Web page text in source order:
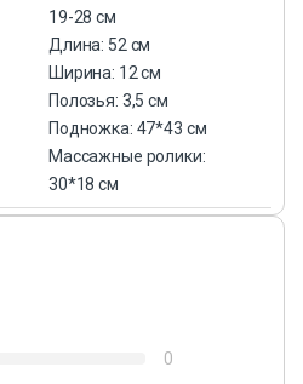
19-28 см
Длина: 52 см
Ширина: 12 см
Полозья: 3,5 см
Подножка: 47*43 см
Массажные ролики:
30*18 см
0